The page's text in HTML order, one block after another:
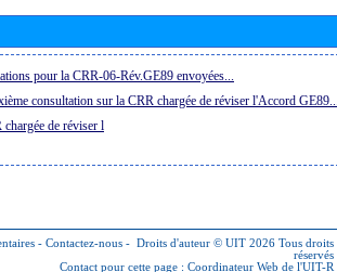
pour la CRR-06-Rév.GE89 envoyées...
consultation sur la CRR chargée de réviser l'Accord
chargée de réviser l
- Contactez-nous - Droits d'auteur © UIT 2026 Tous droits
réservés
Contact pour cette page : Coordinateur Web de l'UIT-R